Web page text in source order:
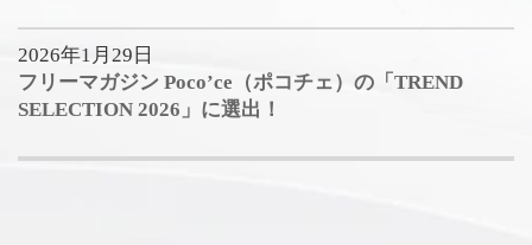
2026年1月29日
フリーマガジン Poco’ce（ポコチェ）の「TREND
SELECTION 2026」に選出！